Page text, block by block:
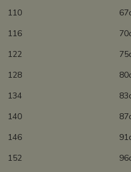
110
116
122
128
134
140
146
152